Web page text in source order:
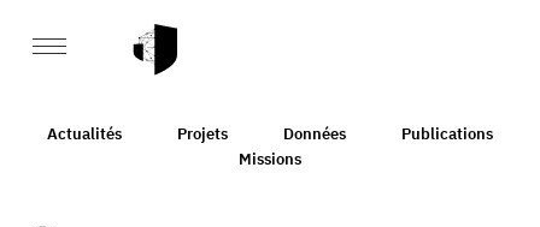
Actualités Projets Données
Publications
Missions